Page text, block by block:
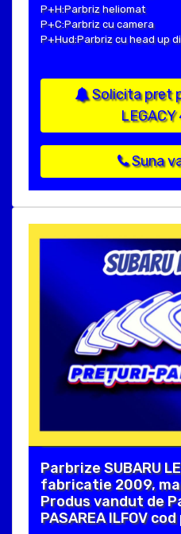
P+H:Parbriz heliomat
P+C:Parbriz cu camera
P+Hud:Parbriz cu head up
Solicita pret
Suna
Parbrize SUBARU
fabricatie 2009,
Produs vandut de
PASAREA ILFOV